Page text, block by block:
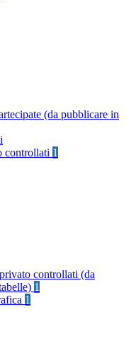
(da pubblicare in
controllati 1
controllati (da
1
1